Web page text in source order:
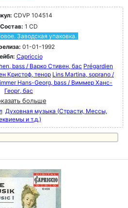
CDVP 104514
Состав: 1 CD
Заводская упаковка.
01-01-1992
Capriccio
bass / Варко Стивен, бас Prégardien
Кристоф, тенор Lins Martina, soprano /
Hans-Georg, bass / Виммер Ханс-
Георг, бас
больше
Духовная музыка (Страсти, Мессы,
и т.д.)